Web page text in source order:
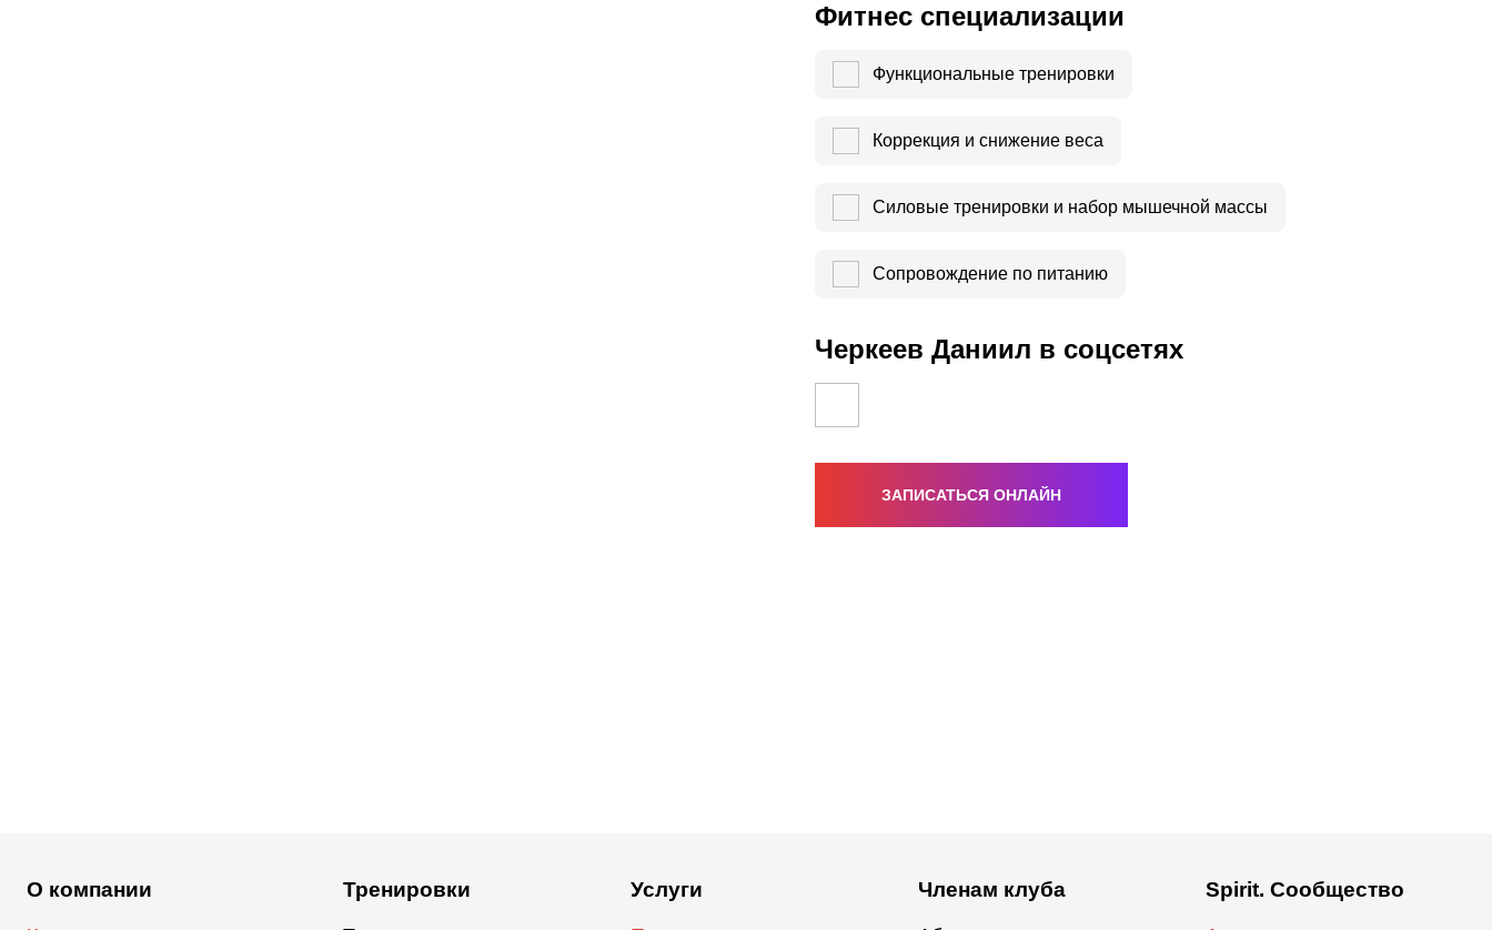
Фитнес специализации
Функциональные тренировки
Коррекция и снижение веса
Силовые тренировки и набор мышечной массы
Сопровождение по питанию
Черкеев Даниил в соцсетях
ЗАПИСАТЬСЯ ОНЛАЙН
О компании Тренировки Услуги Членам клуба Spirit. Сообщество